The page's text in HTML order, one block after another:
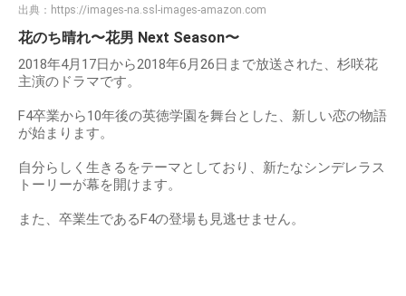
出典： https://images-na.ssl-images-amazon.com
花のち晴れ〜花男 Next Season〜
2018年4月17日から2018年6月26日まで放送された、杉咲花
主演のドラマです。
F4卒業から10年後の英徳学園を舞台とした、新しい恋の物語
が始まります。
自分らしく生きるをテーマとしており、新たなシンデレラス
トーリーが幕を開けます。
また、卒業生であるF4の登場も見逃せません。